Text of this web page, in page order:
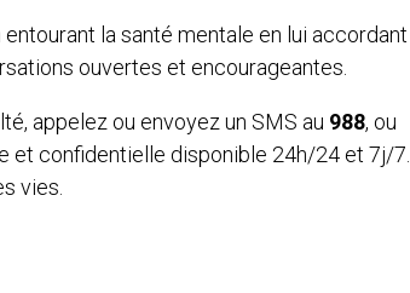
la santé mentale en lui accordant
ouvertes et encourageantes.
appelez ou envoyez un SMS au 988, ou
et confidentielle disponible 24h/24 et 7j/7.
vies.